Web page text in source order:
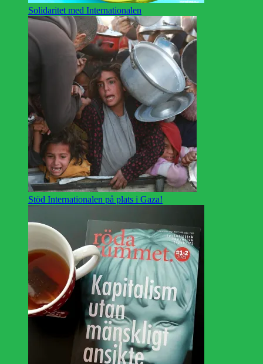
Solidaritet med Internationalen
Stöd Internationalen på plats i Gaza!